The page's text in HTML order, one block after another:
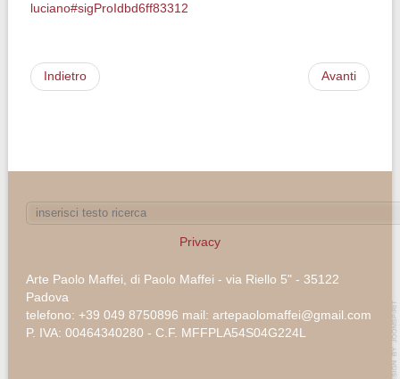
luciano#sigProIdbd6ff83312
Indietro Avanti
Privacy
Arte Paolo Maffei, di Paolo Maffei - via Riello 5" - 35122
Padova
telefono: +39 049 8750896 mail: artepaolomaffei@gmail.com
P. IVA: 00464340280 - C.F. MFFPLA54S04G224L